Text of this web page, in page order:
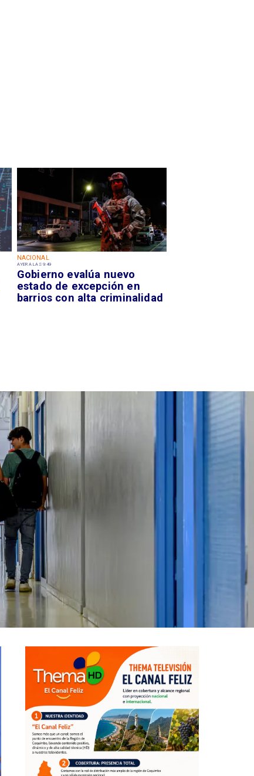
NACIONAL
AYER A LAS 9:49
Gobierno evalúa nuevo
estado de excepción en
barrios con alta criminalidad